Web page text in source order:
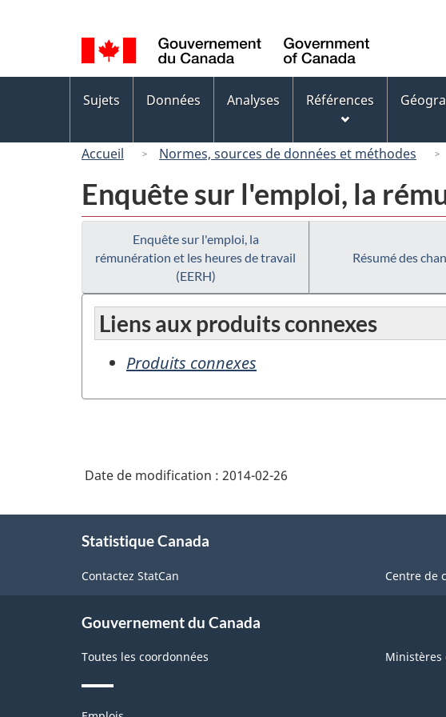
de
la
langue
Canada
des
Sujets Données Analyses Références
Accueil Normes, sources de données et méthodes
Enquête sur l'emploi, la
Enquête sur l'emploi, la
rémunération et les heures de travail
(EERH)
Résumé des
Liens aux produits connexes
Produits connexes
Date de modification : 2014-02-26
Statistique Canada
Contactez StatCan Centre de
Gouvernement du Canada
Toutes les coordonnées Ministères
Thèmes